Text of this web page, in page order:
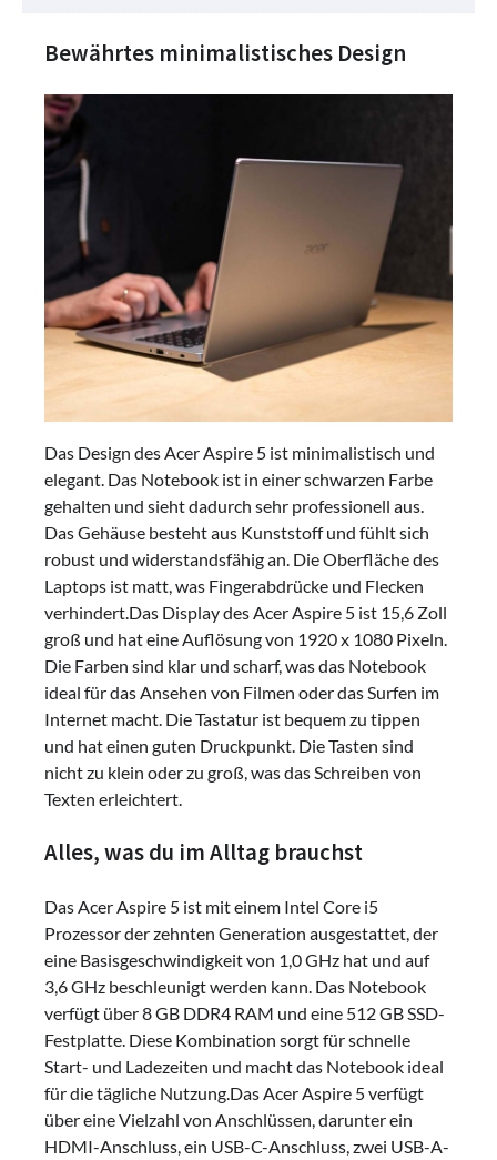
Bewährtes minimalistisches Design
Das Design des Acer Aspire 5 ist minimalistisch und
elegant. Das Notebook ist in einer schwarzen Farbe
gehalten und sieht dadurch sehr professionell aus.
Das Gehäuse besteht aus Kunststoff und fühlt sich
robust und widerstandsfähig an. Die Oberfläche des
Laptops ist matt, was Fingerabdrücke und Flecken
verhindert.Das Display des Acer Aspire 5 ist 15,6 Zoll
groß und hat eine Auflösung von 1920 x 1080 Pixeln.
Die Farben sind klar und scharf, was das Notebook
ideal für das Ansehen von Filmen oder das Surfen im
Internet macht. Die Tastatur ist bequem zu tippen
und hat einen guten Druckpunkt. Die Tasten sind
nicht zu klein oder zu groß, was das Schreiben von
Texten erleichtert.
Alles, was du im Alltag brauchst
Das Acer Aspire 5 ist mit einem Intel Core i5
Prozessor der zehnten Generation ausgestattet, der
eine Basisgeschwindigkeit von 1,0 GHz hat und auf
3,6 GHz beschleunigt werden kann. Das Notebook
verfügt über 8 GB DDR4 RAM und eine 512 GB SSD-
Festplatte. Diese Kombination sorgt für schnelle
Start- und Ladezeiten und macht das Notebook ideal
für die tägliche Nutzung.Das Acer Aspire 5 verfügt
über eine Vielzahl von Anschlüssen, darunter ein
HDMI-Anschluss, ein USB-C-Anschluss, zwei USB-A-